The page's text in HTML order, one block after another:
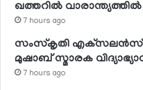
ഖത്തറില്‍
7 hours ago
സംസ്‌കൃതി എക്‌സലന്‍സ്
മുഷാബ് സ്മാരക
7 hours ago